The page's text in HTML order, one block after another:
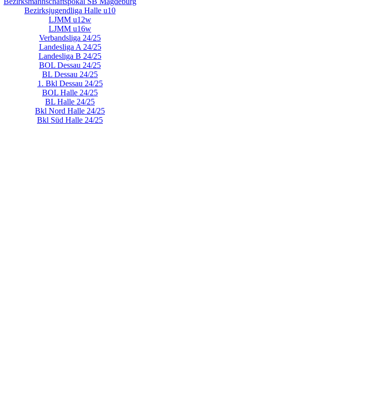
Bezirksjugendliga Halle u10
LJMM u12w
LJMM u16w
Verbandsliga 24/25
Landesliga A 24/25
Landesliga B 24/25
BOL Dessau 24/25
BL Dessau 24/25
1. Bkl Dessau 24/25
BOL Halle 24/25
BL Halle 24/25
Bkl Nord Halle 24/25
Bkl Süd Halle 24/25